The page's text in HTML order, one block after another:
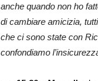
anche quando non ho
di cambiare amicizia,
che ci sono state con
confondiamo